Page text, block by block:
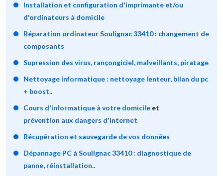
Installation et configuration d'imprimante et/ou
d'ordinateurs à domicile
Réparation ordinateur Soulignac 33410 : changement de
composants
Supression des virus, rançongiciel, malveillants, piratage
Nettoyage informatique : nettoyage lenteur, bilan du pc
+ boost..
Cours d'informatique à votre domicile et
prévention aux dangers d'internet
Récupération et sauvegarde de vos données
Dépannage PC à Soulignac 33410 : diagnostique de
panne, réinstallation..